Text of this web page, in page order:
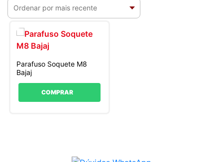
Parafuso Soquete M8
Bajaj
COMPRAR